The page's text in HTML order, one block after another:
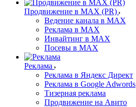
Продвижение в MAX (PR)
Ведение канала в MAX
Реклама в MAX
Инвайтинг в MAX
Посевы в MAX
Реклама
Реклама в Яндекс Директ
Реклама в Google Adwords
Тизерная реклама
Продвижение на Авито